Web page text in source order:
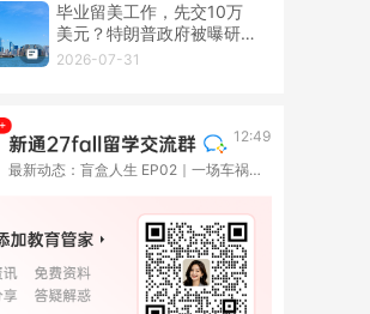
毕业留美工作，先交10万
美元？特朗普政府被曝研究
OPT新收费
2026-07-31
12:49
最新动态：盲盒人生 EP02｜一场车祸撞断了高考路，她却在伦敦重新长出一种人生